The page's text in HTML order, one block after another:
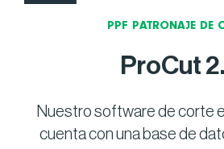
PPF PATRONAJE DE
ProCut
Nuestro software de corte
cuenta con una base de